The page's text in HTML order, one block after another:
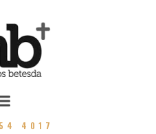
4017